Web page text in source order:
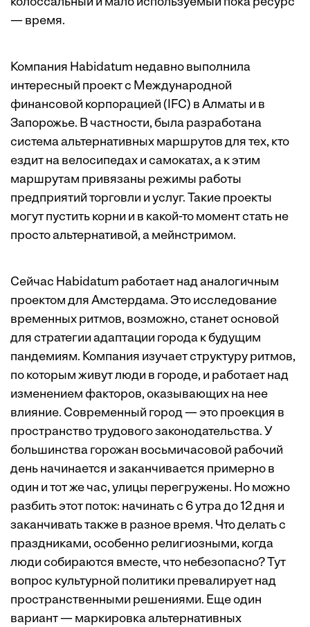
— время.
Компания Habidatum недавно выполнила
интересный проект с Международной
финансовой корпорацией (IFC) в Алматы и в
Запорожье. В частности, была разработана
система альтернативных маршрутов для тех, кто
ездит на велосипедах и самокатах, а к этим
маршрутам привязаны режимы работы
предприятий торговли и услуг. Такие проекты
могут пустить корни и в какой-то момент стать не
просто альтернативой, а мейнстримом.
Сейчас Habidatum работает над аналогичным
проектом для Амстердама. Это исследование
временных ритмов, возможно, станет основой
для стратегии адаптации города к будущим
пандемиям. Компания изучает структуру ритмов,
по которым живут люди в городе, и работает над
изменением факторов, оказывающих на нее
влияние. Современный город — это проекция в
пространство трудового законодательства. У
большинства горожан восьмичасовой рабочий
день начинается и заканчивается примерно в
один и тот же час, улицы перегружены. Но можно
разбить этот поток: начинать с 6 утра до 12 дня и
заканчивать также в разное время. Что делать с
праздниками, особенно религиозными, когда
люди собираются вместе, что небезопасно? Тут
вопрос культурной политики превалирует над
пространственными решениями. Еще один
вариант — маркировка альтернативных